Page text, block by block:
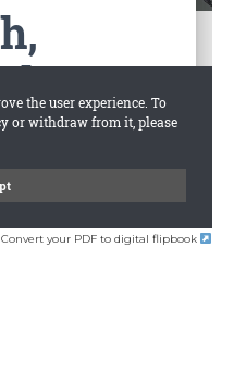
Convert your PDF to digital flipbook